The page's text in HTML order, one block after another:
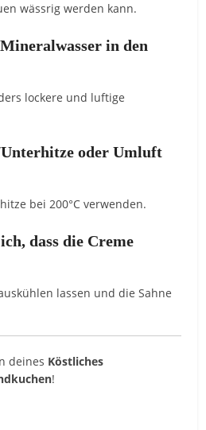
wässrig werden kann.
in den
lockere und luftige
oder Umluft
bei 200°C verwenden.
dass die Creme
lassen und die Sahne
deines Köstliches
!